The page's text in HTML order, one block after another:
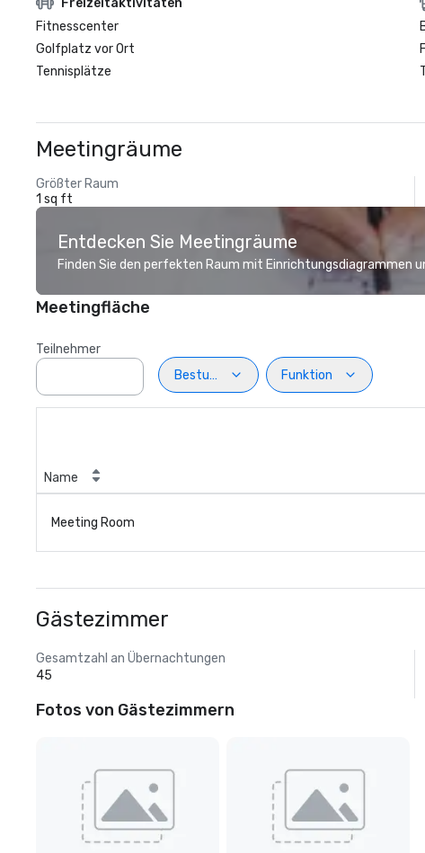
Fitnesscenter
Golfplatz vor Ort
Tennisplätze
Meetingräume
Größter Raum
1 sq ft
Entdecken Sie Meetingräume
Finden Sie den perfekten Raum mit Einrichtungsdiagrammen
Meetingfläche
Teilnehmer
Bestuhlung
Funktion
Name
Meeting Room
Gästezimmer
Gesamtzahl an Übernachtungen
45
Fotos von Gästezimmern